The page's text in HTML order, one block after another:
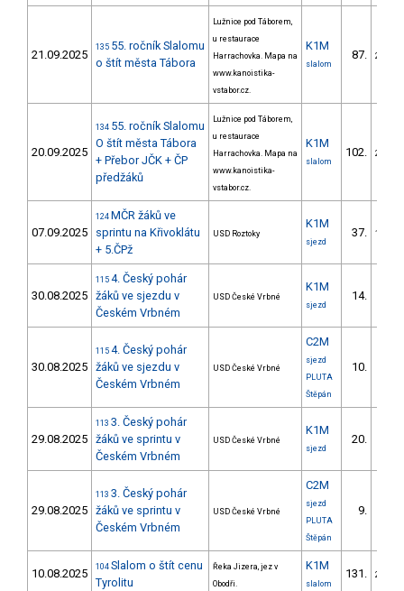
21.09.2025
135 55. ročník Slalomu
o štít města Tábora
Lužnice pod Táborem,
u restaurace
Harrachovka. Mapa na
www.kanoistika-
vstabor.cz.
K1M
slalom
87. 24/ZM
20.09.2025
134 55. ročník Slalomu
O štít města Tábora
+ Přebor JČK + ČP
předžáků
Lužnice pod Táborem,
u restaurace
Harrachovka. Mapa na
www.kanoistika-
vstabor.cz.
K1M
slalom
102. 28/ZM
07.09.2025
124 MČR žáků ve
sprintu na Křivoklátu
+ 5.ČPž
USD Roztoky
K1M
sjezd
37. 11/ZM
30.08.2025
115 4. Český pohár
žáků ve sjezdu v
Českém Vrbném
USD České Vrbné
K1M
sjezd
14.
30.08.2025
115 4. Český pohár
žáků ve sjezdu v
Českém Vrbném
USD České Vrbné
C2M
sjezd
PLUTA
Štěpán
10.
29.08.2025
113 3. Český pohár
žáků ve sprintu v
Českém Vrbném
USD České Vrbné
K1M
sjezd
20.
29.08.2025
113 3. Český pohár
žáků ve sprintu v
Českém Vrbném
USD České Vrbné
C2M
sjezd
PLUTA
Štěpán
9.
10.08.2025 104 Slalom o štít cenu
Tyrolitu
Řeka Jizera, jez v
Obodři.
K1M
slalom
131. 23/ZM